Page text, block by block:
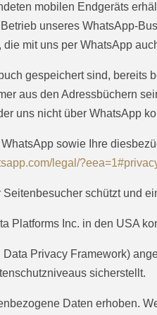
mobilen Endgeräts
unseres WhatsApp-
mit uns per WhatsApp
gespeichert sind, bereits
aus den Adressbüchern
uns nicht über WhatsApp
sowie Ihre
/legal /
schützt und
Platforms Inc. in den USA
Privacy Framework)
sicherstellt.
Daten erhoben.